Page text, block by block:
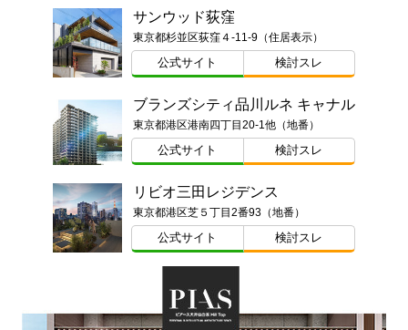
サンウッド荻窪
東京都杉並区荻窪４-11-9（住居表示）
公式サイト 検討スレ
ブランズシティ品川ルネ キャナル
東京都港区港南四丁目20-1他（地番）
公式サイト 検討スレ
リビオ三田レジデンス
東京都港区芝５丁目2番93（地番）
公式サイト 検討スレ